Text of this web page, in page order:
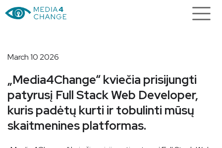
March 10 2026
„Media4Change“ kviečia prisijungti
patyrusį Full Stack Web Developer,
kuris padėtų kurti ir tobulinti mūsų
skaitmenines platformas.